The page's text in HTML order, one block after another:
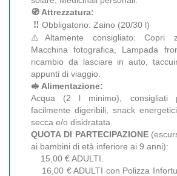
🧭 Attrezzatura:
‼️ Obbligatorio: Zaino (20/30 l)
⚠️Altamente consigliato: Copri
Macchina fotografica, Lampada
ricambio da lasciare in auto,
appunti di viaggio.
🥪 Alimentazione:
Acqua (2 l minimo), consigliati
facilmente digeribili, snack
secca e/o disidratata.
QUOTA DI PARTECIPAZIONE
ai bambini di età inferiore ai 9 anni):
15,00 € ADULTI.
16,00 € ADULTI con Polizza